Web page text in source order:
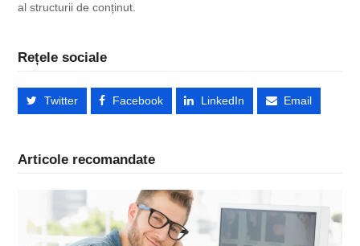
al structurii de conținut.
Rețele sociale
Twitter Facebook LinkedIn Email
Articole recomandate